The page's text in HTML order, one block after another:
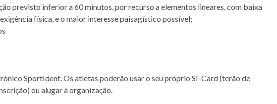
previsto inferior a 60 minutos, por recurso a elementos lineares, com baixa
física, e o maior interesse paisagístico possível;
SportIdent. Os atletas poderão usar o seu próprio SI-Card (terão de
ou alugar à organização.